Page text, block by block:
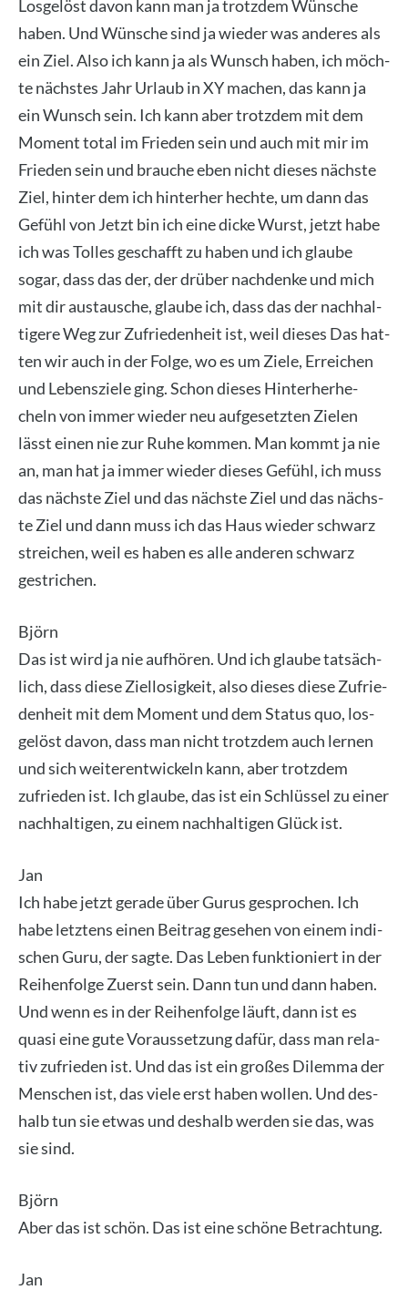
Los­ge­löst davon kann man ja trotz­dem Wün­sche
haben. Und Wün­sche sind ja wie­der was ande­res als
ein Ziel. Also ich kann ja als Wunsch haben, ich möch­
te nächs­tes Jahr Urlaub in XY machen, das kann ja
ein Wunsch sein. Ich kann aber trotz­dem mit dem
Moment total im Frie­den sein und auch mit mir im
Frie­den sein und brau­che eben nicht die­ses nächs­te
Ziel, hin­ter dem ich hin­ter­her hech­te, um dann das
Gefühl von Jetzt bin ich eine dicke Wurst, jetzt habe
ich was Tol­les geschafft zu haben und ich glau­be
sogar, dass das der, der drü­ber nach­den­ke und mich
mit dir aus­tau­sche, glau­be ich, dass das der nach­hal­
ti­ge­re Weg zur Zufrie­den­heit ist, weil die­ses Das hat­
ten wir auch in der Fol­ge, wo es um Zie­le, Errei­chen
und Lebens­zie­le ging. Schon die­ses Hin­ter­her­he­
cheln von immer wie­der neu auf­ge­setz­ten Zie­len
lässt einen nie zur Ruhe kom­men. Man kommt ja nie
an, man hat ja immer wie­der die­ses Gefühl, ich muss
das nächs­te Ziel und das nächs­te Ziel und das nächs­
te Ziel und dann muss ich das Haus wie­der schwarz
strei­chen, weil es haben es alle ande­ren schwarz
gestri­chen.
Björn
Das ist wird ja nie auf­hö­ren. Und ich glau­be tat­säch­
lich, dass die­se Ziel­lo­sig­keit, also die­ses die­se Zufrie­
den­heit mit dem Moment und dem Sta­tus quo, los­
ge­löst davon, dass man nicht trotz­dem auch ler­nen
und sich wei­ter­ent­wi­ckeln kann, aber trotz­dem
zufrie­den ist. Ich glau­be, das ist ein Schlüs­sel zu einer
nach­hal­ti­gen, zu einem nach­hal­ti­gen Glück ist.
Jan
Ich habe jetzt gera­de über Gurus gespro­chen. Ich
habe letz­tens einen Bei­trag gese­hen von einem indi­
schen Guru, der sag­te. Das Leben funk­tio­niert in der
Rei­hen­fol­ge Zuerst sein. Dann tun und dann haben.
Und wenn es in der Rei­hen­fol­ge läuft, dann ist es
qua­si eine gute Vor­aus­set­zung dafür, dass man rela­
tiv zufrie­den ist. Und das ist ein gro­ßes Dilem­ma der
Men­schen ist, das vie­le erst haben wol­len. Und des­
halb tun sie etwas und des­halb wer­den sie das, was
sie sind.
Björn
Aber das ist schön. Das ist eine schö­ne Betrach­tung.
Jan